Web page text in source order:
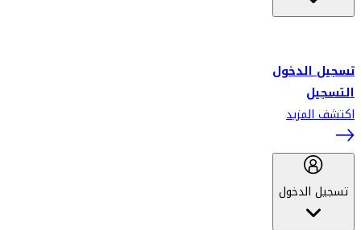
تسجيل الدخول
التسجيل
اكتشف المزيد
تسجيل الدخول